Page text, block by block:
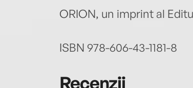
ORION, un imprint al
ISBN 978-606-43-1181-8
Recenzii